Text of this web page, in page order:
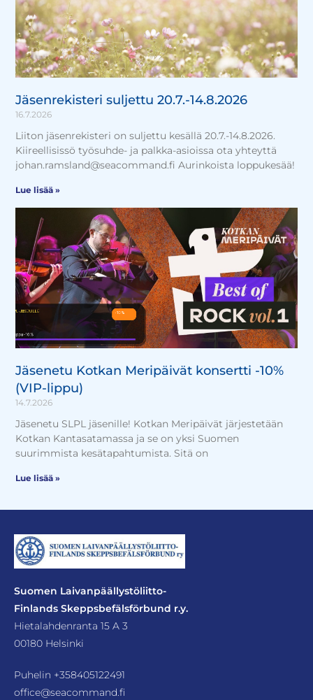
Jäsenrekisteri suljettu 20.7.-14.8.2026
16.7.2026
Liiton jäsenrekisteri on suljettu kesällä 20.7.-14.8.2026.
Kiireellisissö työsuhde- ja palkka-asioissa ota yhteyttä
johan.ramsland@seacommand.fi Aurinkoista loppukesää!
Lue lisää »
Jäsenetu Kotkan Meripäivät konsertti -10%
(VIP-lippu)
14.7.2026
Jäsenetu SLPL jäsenille! Kotkan Meripäivät järjestetään
Kotkan Kantasatamassa ja se on yksi Suomen
suurimmista kesätapahtumista. Sitä on
Lue lisää »
Suomen Laivanpäällystöliitto-
Finlands Skeppsbefälsförbund r.y.
Hietalahdenranta 15 A 3
00180 Helsinki
Puhelin +358405122491
office@seacommand.fi